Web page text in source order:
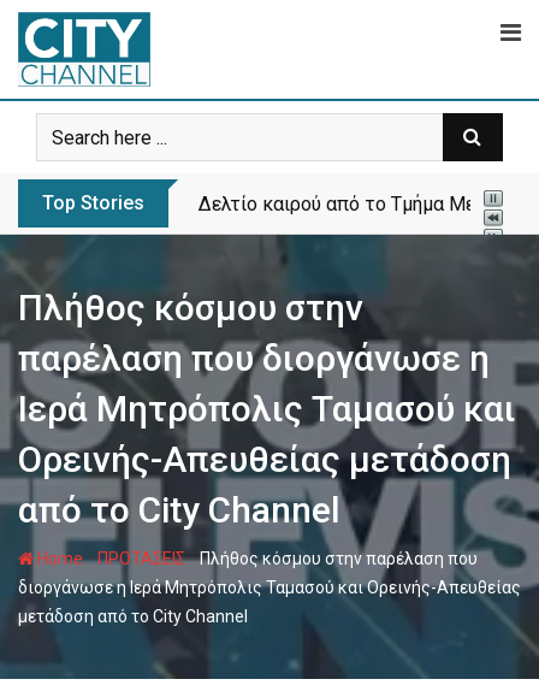
Skip
content
Top Stories Δελτίο καιρού από το Τμήμα
Πλήθος κόσμου στην
παρέλαση που διοργάνωσε η
Ιερά Μητρόπολις Ταμασού και
Ορεινής-Απευθείας μετάδοση
από το City Channel
Home-ΠΡΟΤΑΣΕΙΣ-Πλήθος κόσμου στην παρέλαση που
διοργάνωσε η Ιερά Μητρόπολις Ταμασού και Ορεινής-Απευθείας
μετάδοση από το City Channel